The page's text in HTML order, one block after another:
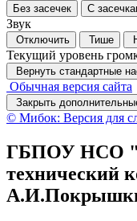
Без засечек С
Звук
Отключить Тише
Текущий уровень
Вернуть стандартные
Обычная версия сайта
Закрыть
© Мибок: Версия для
ГБПОУ НСО
технический